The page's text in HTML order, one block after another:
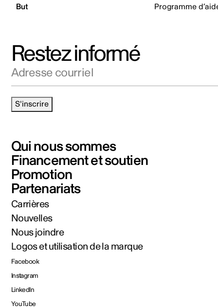
But Programme
Restez informé
S'inscrire
Qui nous sommes
Financement et soutien
Promotion
Partenariats
Carrières
Nouvelles
Nous joindre
Logos et utilisation de la marque
Facebook
Instagram
LinkedIn
YouTube